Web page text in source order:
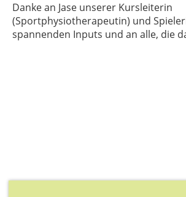
Danke an Jase unserer Kursleiterin
(Sportphysiotherapeutin) und
spannenden Inputs und an alle, die